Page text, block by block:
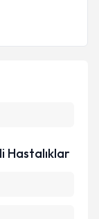
Hastalıklar